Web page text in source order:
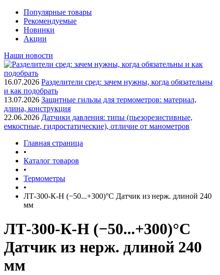
Популярные товары
Рекомендуемые
Новинки
Акции
Наши новости
16.07.2026 Разделители сред: зачем нужны, когда обязательны
и как подобрать
13.07.2026 Защитные гильзы для термометров: материал,
длина, конструкция
22.06.2026 Датчики давления: типы (пьезорезистивные,
емкостные, гидростатические), отличие от манометров
Главная страница
•
Каталог товаров
•
Термометры
•
ЛТ-300-К-Н (−50...+300)°С Датчик из нерж. длиной 240
мм
ЛТ-300-К-Н (−50...+300)°С
Датчик из нерж. длиной 240
мм